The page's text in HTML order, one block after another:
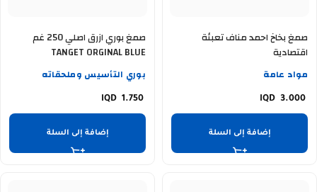
صمغ بخاخ احمد مناف تعبئة
اقتصادية
مواد عامة
3.000
إضافة إلى السلة
صمغ بوري ازرق اصلي 250 غم
TANGET ORGINAL BLUE
بوري التأسيس وملحقاته
1.750
إضافة إلى السلة